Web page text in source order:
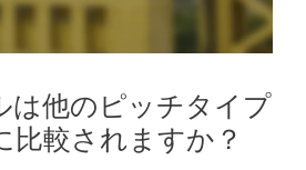
は他のピッチタイプ
比較されますか？